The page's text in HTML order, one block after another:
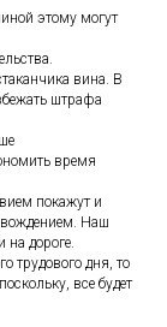
этому могут
вина. В
штрафа
время
покажут и
вождением. Наш
на дороге.
трудового дня, то
все будет